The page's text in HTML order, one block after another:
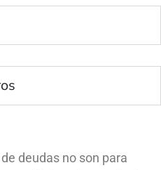
deudas no son para